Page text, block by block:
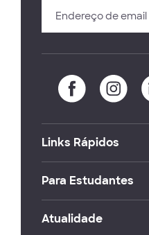
Links Rápidos
Para Estudantes
Atualidade